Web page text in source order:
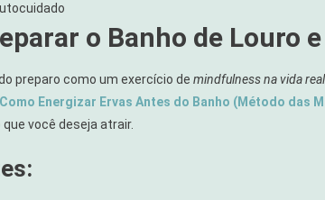
o Banho de Louro
preparo como um exercício de mindfulness na vida real
Como Energizar Ervas Antes do Banho (Método das
você deseja atrair.